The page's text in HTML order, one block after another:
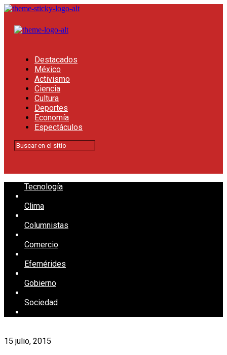
Destacados
México
Activismo
Ciencia
Cultura
Deportes
Economía
Espectáculos
Tecnología
Clima
Columnistas
Comercio
Efemérides
Gobierno
Sociedad
15 julio, 2015